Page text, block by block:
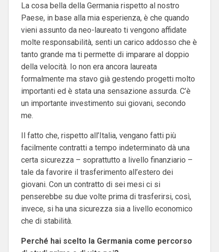
La cosa bella della Germania rispetto al nostro
Paese, in base alla mia esperienza, è che quando
vieni assunto da neo-laureato ti vengono affidate
molte responsabilità, senti un carico addosso che è
tanto grande ma ti permette di imparare al doppio
della velocità. Io non era ancora laureata
formalmente ma stavo già gestendo progetti molto
importanti ed è stata una sensazione assurda. C’è
un importante investimento sui giovani, secondo
me.
Il fatto che, rispetto all’Italia, vengano fatti più
facilmente contratti a tempo indeterminato dà una
certa sicurezza – soprattutto a livello finanziario –
tale da favorire il trasferimento all’estero dei
giovani. Con un contratto di sei mesi ci si
penserebbe su due volte prima di trasferirsi, così,
invece, si ha una sicurezza sia a livello economico
che di stabilità.
Perché hai scelto la Germania come percorso